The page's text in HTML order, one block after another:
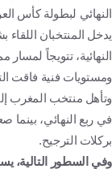
النهائي لبطولة كأس العرب
يدخل المنتخبان اللقاء
النهائية، تتويجاً
ومستويات فنية فاقت
وتأهل منتخب المغرب
في ربع النهائي،
بركلات الترجيح.
وفي السطور التالية،